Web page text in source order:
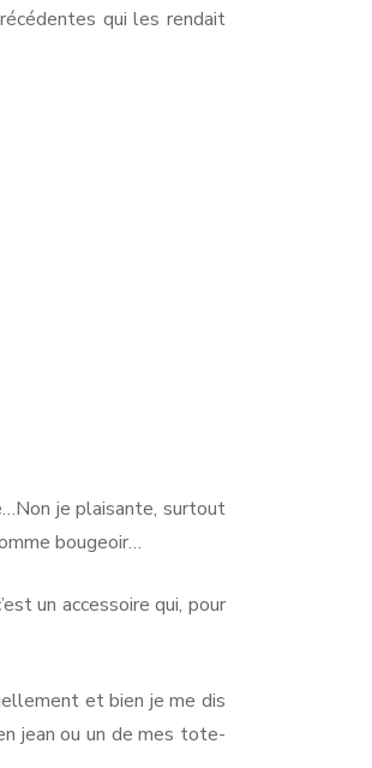
qui les rendait
je plaisante, surtout
bougeoir…
un accessoire qui, pour
et bien je me dis
jean ou un de mes tote-